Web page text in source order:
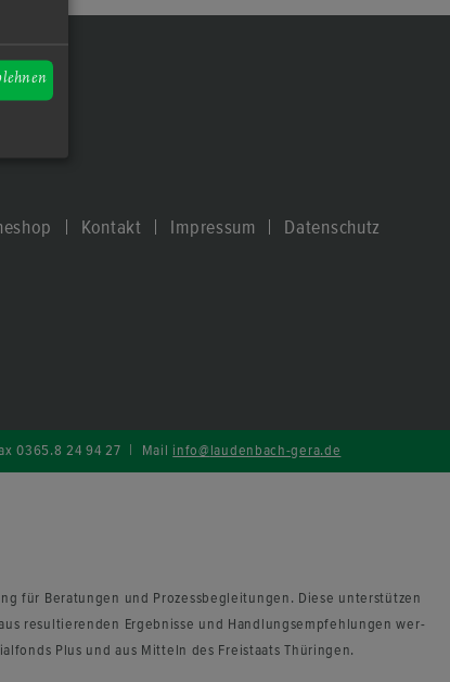
Kon­takt Im­pres­sum Da­ten­schutz
0365.8 24 94 27 | Mail info@laudenbach-​gera.de
für Be­ra­tun­gen und Pro­zess­be­glei­tun­gen. Diese un­ter­stüt­zen
re­sul­tie­ren­den Er­geb­nis­se und Hand­lungs­emp­feh­lun­gen wer­
Plus und aus Mit­teln des Frei­staats Thü­rin­gen.